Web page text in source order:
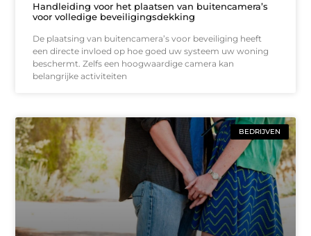
Handleiding voor het plaatsen van buitencamera’s
voor volledige beveiligingsdekking
De plaatsing van buitencamera’s voor beveiliging heeft
een directe invloed op hoe goed uw systeem uw woning
beschermt. Zelfs een hoogwaardige camera kan
belangrijke activiteiten
BEDRIJVEN